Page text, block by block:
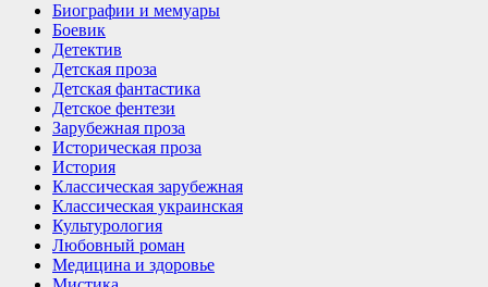
Биографии и мемуары
Боевик
Детектив
Детская проза
Детская фантастика
Детское фентези
Зарубежная проза
Историческая проза
История
Классическая зарубежная
Классическая украинская
Культурология
Любовный роман
Медицина и здоровье